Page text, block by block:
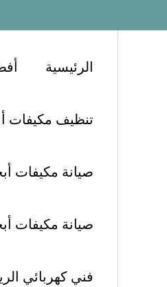
الرئيسية
تنظيف مكيفات أبحر
صيانة مكيفات
صيانة مكيفات أبحر
فني كهربائي الرياض
الرياض